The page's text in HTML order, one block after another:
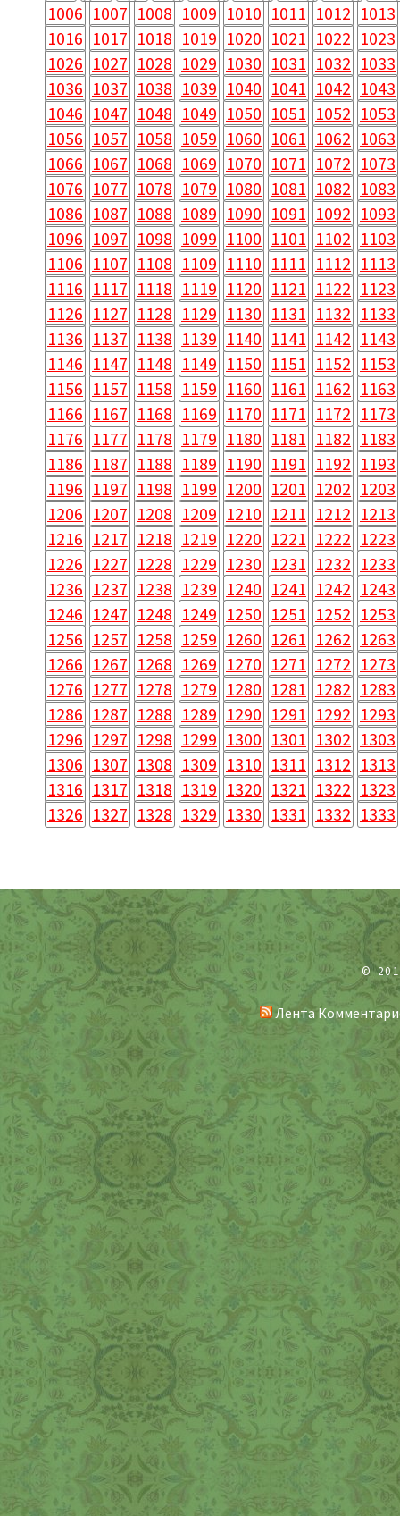
1006 1007 1008 1009 1010 1011 1012 1013
1016 1017 1018 1019 1020 1021 1022 1023
1026 1027 1028 1029 1030 1031 1032 1033
1036 1037 1038 1039 1040 1041 1042 1043
1046 1047 1048 1049 1050 1051 1052 1053
1056 1057 1058 1059 1060 1061 1062 1063
1066 1067 1068 1069 1070 1071 1072 1073
1076 1077 1078 1079 1080 1081 1082 1083
1086 1087 1088 1089 1090 1091 1092 1093
1096 1097 1098 1099 1100 1101 1102 1103
1106 1107 1108 1109 1110 1111 1112 1113
1116 1117 1118 1119 1120 1121 1122 1123
1126 1127 1128 1129 1130 1131 1132 1133
1136 1137 1138 1139 1140 1141 1142 1143
1146 1147 1148 1149 1150 1151 1152 1153
1156 1157 1158 1159 1160 1161 1162 1163
1166 1167 1168 1169 1170 1171 1172 1173
1176 1177 1178 1179 1180 1181 1182 1183
1186 1187 1188 1189 1190 1191 1192 1193
1196 1197 1198 1199 1200 1201 1202 1203
1206 1207 1208 1209 1210 1211 1212 1213
1216 1217 1218 1219 1220 1221 1222 1223
1226 1227 1228 1229 1230 1231 1232 1233
1236 1237 1238 1239 1240 1241 1242 1243
1246 1247 1248 1249 1250 1251 1252 1253
1256 1257 1258 1259 1260 1261 1262 1263
1266 1267 1268 1269 1270 1271 1272 1273
1276 1277 1278 1279 1280 1281 1282 1283
1286 1287 1288 1289 1290 1291 1292 1293
1296 1297 1298 1299 1300 1301 1302 1303
1306 1307 1308 1309 1310 1311 1312 1313
1316 1317 1318 1319 1320 1321 1322 1323
1326 1327 1328 1329 1330 1331 1332 1333
©
Лента